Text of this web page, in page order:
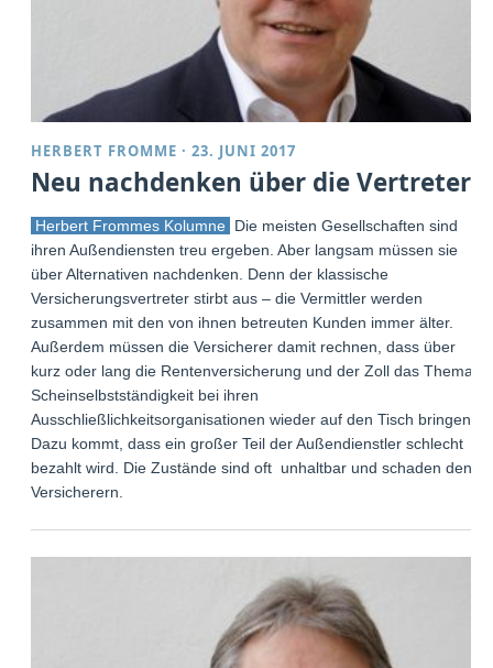
HERBERT FROMME ·23. JUNI 2017
Neu nachdenken über die Vertreter
Herbert Frommes Kolumne
Die meisten Gesellschaften sind
ihren Außendiensten treu ergeben. Aber langsam müssen sie
über Alternativen nachdenken. Denn der klassische
Versicherungsvertreter stirbt aus – die Vermittler werden
zusammen mit den von ihnen betreuten Kunden immer älter.
Außerdem müssen die Versicherer damit rechnen, dass über
kurz oder lang die Rentenversicherung und der Zoll das Thema
Scheinselbstständigkeit bei ihren
Ausschließlichkeitsorganisationen wieder auf den Tisch bringen.
Dazu kommt, dass ein großer Teil der Außendienstler schlecht
bezahlt wird. Die Zustände sind oft unhaltbar und schaden den
Versicherern.